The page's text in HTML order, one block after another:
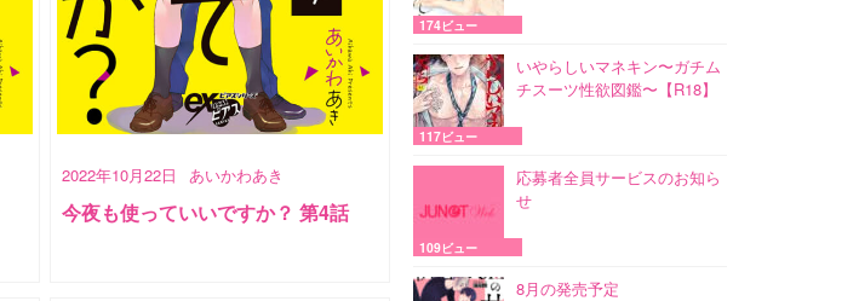
2022年10月22日 あいかわあき
今夜も使っていいですか？ 第4話
174ビュー
いやらしいマネキン〜ガチム
チスーツ性欲図鑑〜【R18】
117ビュー
応募者全員サービスのお知ら
せ
109ビュー
8月の発売予定